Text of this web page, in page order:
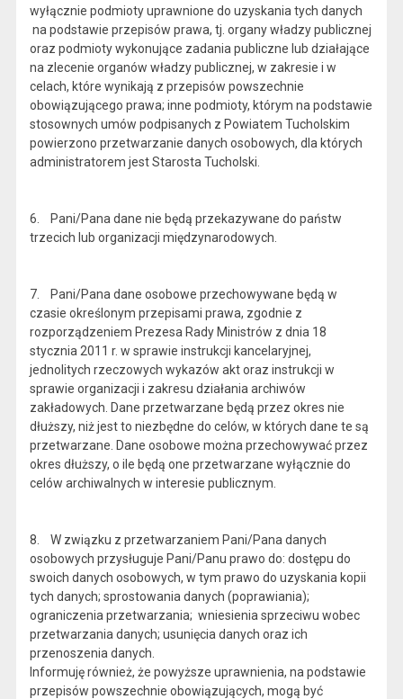
wyłącznie podmioty uprawnione do uzyskania tych danych
na podstawie przepisów prawa, tj. organy władzy publicznej
oraz podmioty wykonujące zadania publiczne lub działające
na zlecenie organów władzy publicznej, w zakresie i w
celach, które wynikają z przepisów powszechnie
obowiązującego prawa; inne podmioty, którym na podstawie
stosownych umów podpisanych z Powiatem Tucholskim
powierzono przetwarzanie danych osobowych, dla których
administratorem jest Starosta Tucholski.
6. Pani/Pana dane nie będą przekazywane do państw
trzecich lub organizacji międzynarodowych.
7. Pani/Pana dane osobowe przechowywane będą w
czasie określonym przepisami prawa, zgodnie z
rozporządzeniem Prezesa Rady Ministrów z dnia 18
stycznia 2011 r. w sprawie instrukcji kancelaryjnej,
jednolitych rzeczowych wykazów akt oraz instrukcji w
sprawie organizacji i zakresu działania archiwów
zakładowych. Dane przetwarzane będą przez okres nie
dłuższy, niż jest to niezbędne do celów, w których dane te są
przetwarzane. Dane osobowe można przechowywać przez
okres dłuższy, o ile będą one przetwarzane wyłącznie do
celów archiwalnych w interesie publicznym.
8. W związku z przetwarzaniem Pani/Pana danych
osobowych przysługuje Pani/Panu prawo do: dostępu do
swoich danych osobowych, w tym prawo do uzyskania kopii
tych danych; sprostowania danych (poprawiania);
ograniczenia przetwarzania; wniesienia sprzeciwu wobec
przetwarzania danych; usunięcia danych oraz ich
przenoszenia danych.
Informuję również, że powyższe uprawnienia, na podstawie
przepisów powszechnie obowiązujących, mogą być